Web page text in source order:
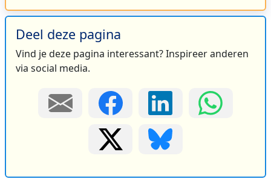
Deel deze pagina
Vind je deze pagina interessant? Inspireer anderen
via social media.